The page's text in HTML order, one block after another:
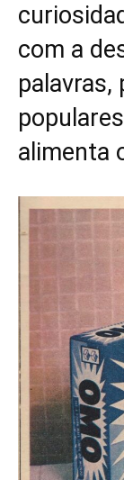
com a
palavras,
alimenta